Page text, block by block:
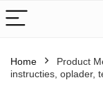
Home Product
instructies, oplader,